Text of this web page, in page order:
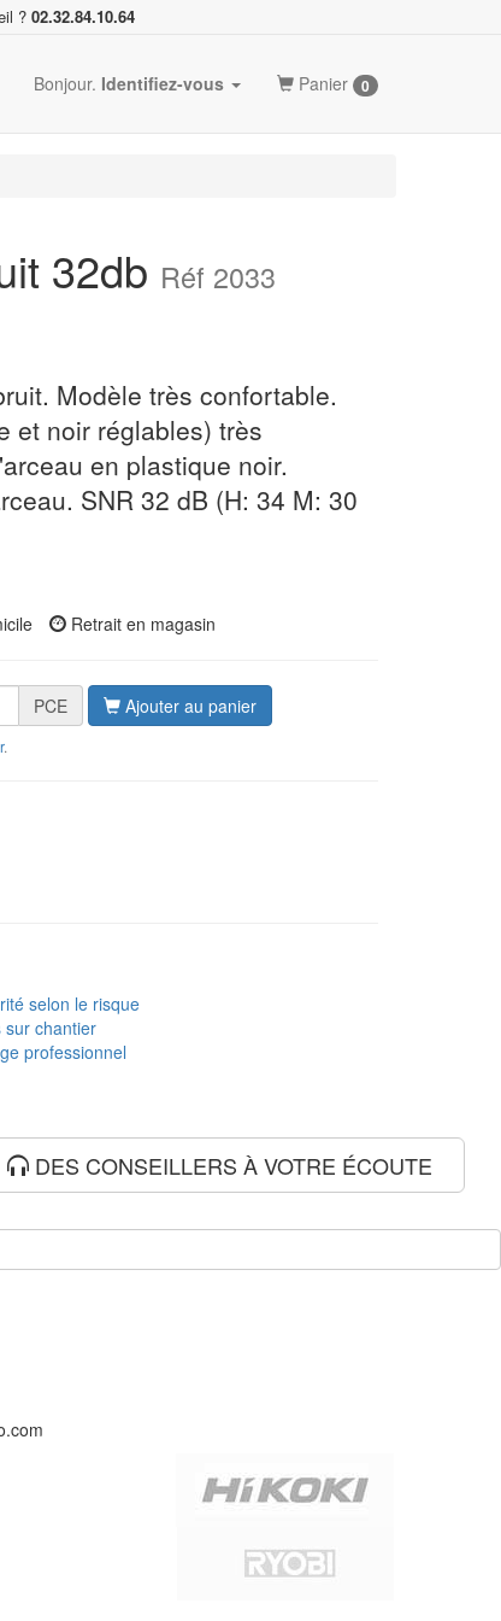
? 02.32.84.10.64
Bonjour. Identifiez-vous Panier 0
32db Réf 2033
Modèle très confortable.
et noir réglables) très
en plastique noir.
SNR 32 dB (H: 34 M: 30
Retrait en magasin
PCE Ajouter au panier
.
selon le risque
sur chantier
professionnel
DES CONSEILLERS À VOTRE ÉCOUTE